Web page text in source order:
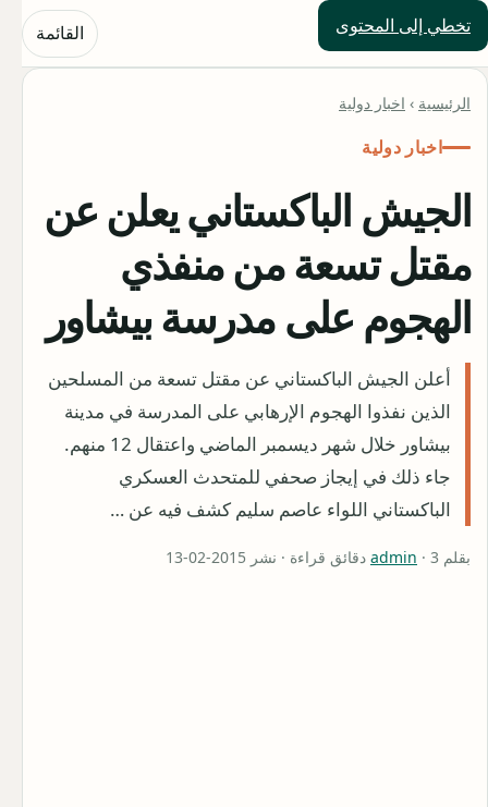
تخطي إلى المحتوى
حلول العالم القائمة
الرئيسية › اخبار دولية
اخبار دولية
الجيش الباكستاني يعلن عن
مقتل تسعة من منفذي
الهجوم على مدرسة بيشاور
أعلن الجيش الباكستاني عن مقتل تسعة من المسلحين
الذين نفذوا الهجوم الإرهابي على المدرسة في مدينة
بيشاور خلال شهر ديسمبر الماضي واعتقال 12 منهم.
جاء ذلك في إيجاز صحفي للمتحدث العسكري
الباكستاني اللواء عاصم سليم كشف فيه عن …
بقلم admin · 3 دقائق قراءة · نشر 2015-02-13